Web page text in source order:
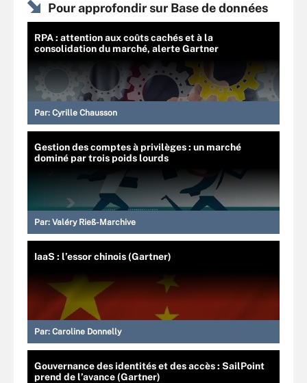
Pour approfondir sur Base de données
RPA : attention aux coûts cachés et à la
consolidation du marché, alerte Gartner
Par: Cyrille Chausson
Gestion des comptes à privilèges : un marché
dominé par trois poids lourds
Par: Valéry Rieß-Marchive
IaaS : l’essor chinois (Gartner)
Par: Caroline Donnelly
Gouvernance des identités et des accès : SailPoint
prend de l’avance (Gartner)